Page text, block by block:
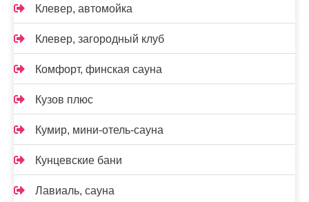
Клевер, автомойка
Клевер, загородный клуб
Комфорт, финская сауна
Кузов плюс
Кумир, мини-отель-сауна
Кунцевские бани
Лавиаль, сауна